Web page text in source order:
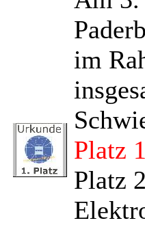
im
Platz
Platz